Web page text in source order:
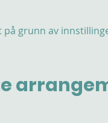
på grunn av